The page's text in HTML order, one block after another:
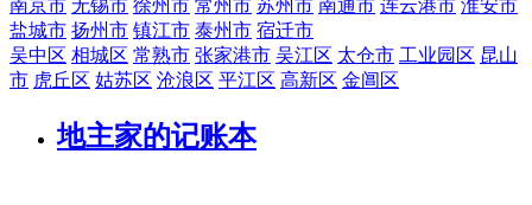
南京市 无锡市 徐州市 常州市 苏州市 南通市 连云港市 淮安市
盐城市 扬州市 镇江市 泰州市 宿迁市
吴中区 相城区 常熟市 张家港市 吴江区 太仓市 工业园区 昆山
市 虎丘区 姑苏区 沧浪区 平江区 高新区 金阊区
地主家的记账本